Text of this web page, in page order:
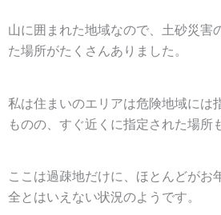
山に囲まれた地域なので、土砂災害
た場所がたくさんありました。
私は住まいのエリアは危険地域には
ものの、すぐ近くに指定された場所
ここは過疎地だけに、ほとんどがお
全とはいえない状況のようです。